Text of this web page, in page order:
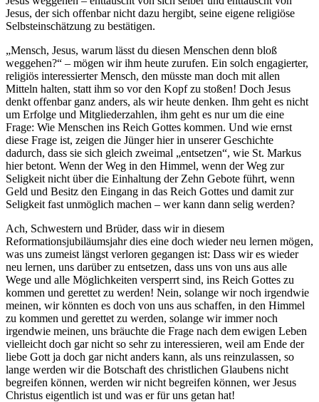
Jesus, der sich offenbar nicht dazu hergibt, seine eigene religiöse
Selbsteinschätzung zu bestätigen.
„Mensch, Jesus, warum lässt du diesen Menschen denn bloß
weggehen?“ – mögen wir ihm heute zurufen. Ein solch engagierter,
religiös interessierter Mensch, den müsste man doch mit allen
Mitteln halten, statt ihm so vor den Kopf zu stoßen! Doch Jesus
denkt offenbar ganz anders, als wir heute denken. Ihm geht es nicht
um Erfolge und Mitgliederzahlen, ihm geht es nur um die eine
Frage: Wie Menschen ins Reich Gottes kommen. Und wie ernst
diese Frage ist, zeigen die Jünger hier in unserer Geschichte
dadurch, dass sie sich gleich zweimal „entsetzen“, wie St. Markus
hier betont. Wenn der Weg in den Himmel, wenn der Weg zur
Seligkeit nicht über die Einhaltung der Zehn Gebote führt, wenn
Geld und Besitz den Eingang in das Reich Gottes und damit zur
Seligkeit fast unmöglich machen – wer kann dann selig werden?
Ach, Schwestern und Brüder, dass wir in diesem
Reformationsjubiläumsjahr dies eine doch wieder neu lernen mögen,
was uns zumeist längst verloren gegangen ist: Dass wir es wieder
neu lernen, uns darüber zu entsetzen, dass uns von uns aus alle
Wege und alle Möglichkeiten versperrt sind, ins Reich Gottes zu
kommen und gerettet zu werden! Nein, solange wir noch irgendwie
meinen, wir könnten es doch von uns aus schaffen, in den Himmel
zu kommen und gerettet zu werden, solange wir immer noch
irgendwie meinen, uns bräuchte die Frage nach dem ewigen Leben
vielleicht doch gar nicht so sehr zu interessieren, weil am Ende der
liebe Gott ja doch gar nicht anders kann, als uns reinzulassen, so
lange werden wir die Botschaft des christlichen Glaubens nicht
begreifen können, werden wir nicht begreifen können, wer Jesus
Christus eigentlich ist und was er für uns getan hat!